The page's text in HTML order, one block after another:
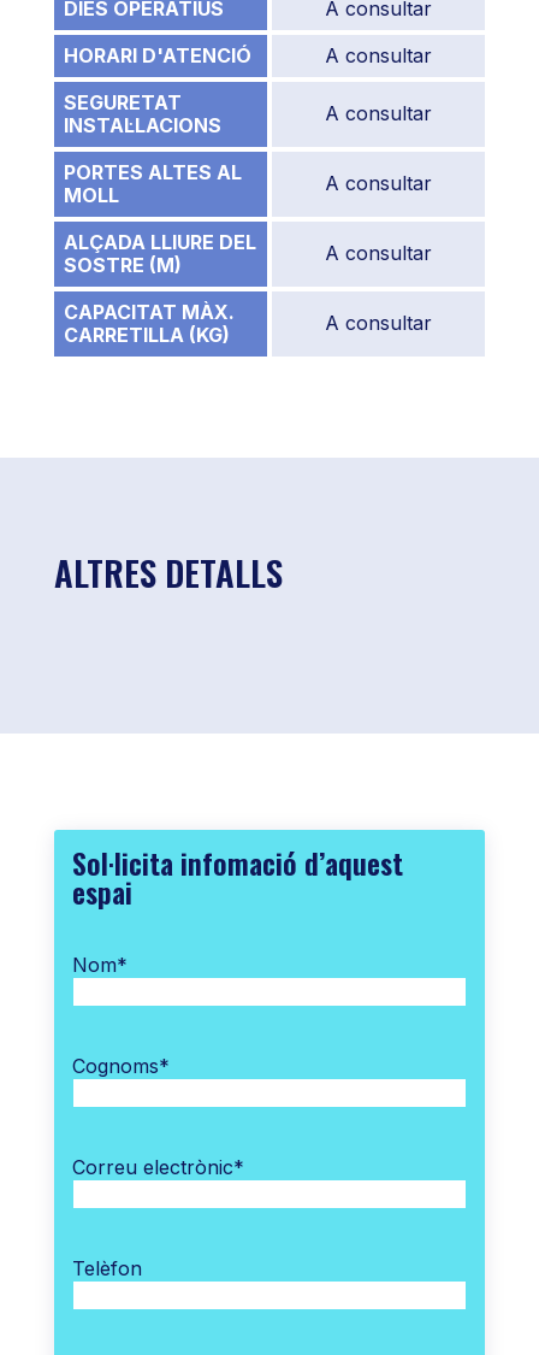
DIES OPERATIUS
A consultar
HORARI D'ATENCIÓ
A consultar
SEGURETAT
INSTAL·LACIONS
A consultar
PORTES ALTES AL
MOLL
A consultar
ALÇADA LLIURE DEL
SOSTRE (M)
A consultar
CAPACITAT MÀX.
CARRETILLA (KG)
A consultar
ALTRES DETALLS
Sol·licita infomació d’aquest
espai
Nom*
Cognoms*
Correu electrònic*
Telèfon